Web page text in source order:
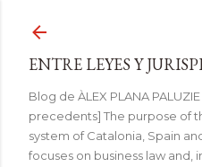
ENTRE LEYES Y
Blog de ÀLEX PLANA
precedents] The purpose of
system of Catalonia, Spain
focuses on business law and,